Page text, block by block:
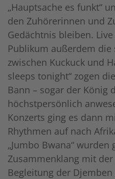
„Hauptsache es funkt“
den Zuhörerinnen und
Gedächtnis bleiben.
Publikum außerdem die
zwischen Kuckuck und
sleeps tonight“ zogen
Bann – sogar der König
höchstpersönlich
Konzerts ging es dann
Rhythmen auf nach
„Jumbo Bwana“ wurden
Zusammenklang mit
Begleitung der